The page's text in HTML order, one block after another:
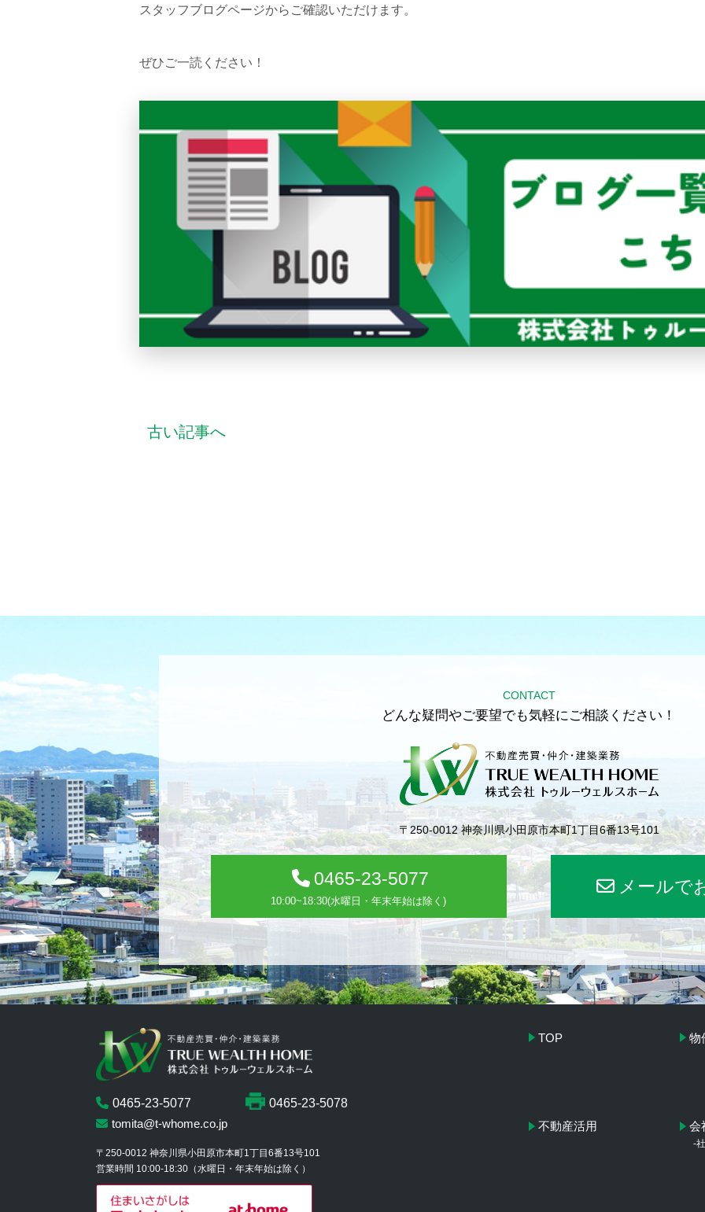
スタッフブログページからご確認いただけます。
ぜひご一読ください！
古い記事へ
CONTACT
どんな疑問やご要望でも気軽にご相談ください！
〒250-0012神奈川県小田原市本町1丁目6番13号101
0465-23-5077
10:00~18:30(水曜日・年末年始は除く)
メールで
0465-23-5077
0465-23-5078
tomita@t-whome.co.jp
〒250-0012 神奈川県小田原市本町1丁目6番13号101
営業時間 10:00-18:30 （水曜日・年末年始は除く）
TOP 物
不動産活用 会
-